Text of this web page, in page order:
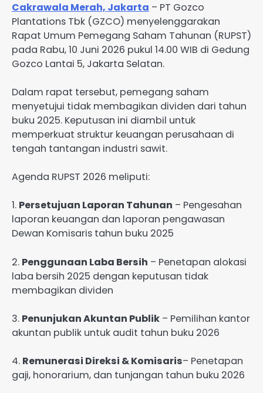
Cakrawala Merah, Jakarta – PT Gozco
Plantations Tbk (GZCO) menyelenggarakan
Rapat Umum Pemegang Saham Tahunan (RUPST)
pada Rabu, 10 Juni 2026 pukul 14.00 WIB di Gedung
Gozco Lantai 5, Jakarta Selatan.
Dalam rapat tersebut, pemegang saham
menyetujui tidak membagikan dividen dari tahun
buku 2025. Keputusan ini diambil untuk
memperkuat struktur keuangan perusahaan di
tengah tantangan industri sawit.
Agenda RUPST 2026 meliputi:
1. Persetujuan Laporan Tahunan – Pengesahan
laporan keuangan dan laporan pengawasan
Dewan Komisaris tahun buku 2025
2. Penggunaan Laba Bersih – Penetapan alokasi
laba bersih 2025 dengan keputusan tidak
membagikan dividen
3. Penunjukan Akuntan Publik – Pemilihan kantor
akuntan publik untuk audit tahun buku 2026
4. Remunerasi Direksi & Komisaris– Penetapan
gaji, honorarium, dan tunjangan tahun buku 2026